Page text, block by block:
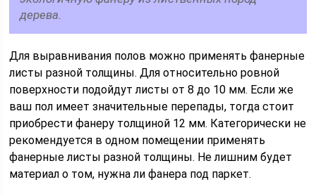
дерева.
Для выравнивания полов можно применять фанерные
листы разной толщины. Для относительно ровной
поверхности подойдут листы от 8 до 10 мм. Если же
ваш пол имеет значительные перепады, тогда стоит
приобрести фанеру толщиной 12 мм. Категорически не
рекомендуется в одном помещении применять
фанерные листы разной толщины. Не лишним будет
материал о том, нужна ли фанера под паркет.